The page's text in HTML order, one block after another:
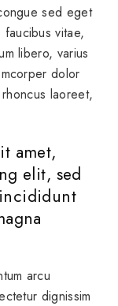
sed eget
vitae,
libero, varius
dolor
laoreet,
amet,
elit, sed
arcu
dignissim